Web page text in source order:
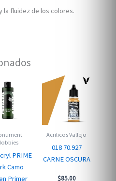
la fluidez de los colores.
PRIME
Camo
Primer
Acrilicos Vallejo
018 70.927
CARNE OSCURA
$85.00